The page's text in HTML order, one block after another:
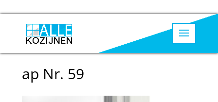
ap Nr. 59